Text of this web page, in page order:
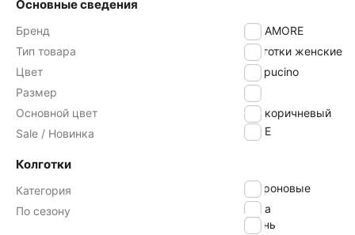
Основные сведения
Бренд
INNAMORE
Тип товара
Колготки женские
Цвет
cappucino
Размер
2
Основной цвет
коричневый
Sale / Новинка
SALE
Колготки
Категория
капроновые
По сезону
зима
осень